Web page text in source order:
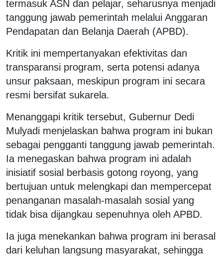
termasuk ASN dan pelajar, seharusnya menjadi
tanggung jawab pemerintah melalui Anggaran
Pendapatan dan Belanja Daerah (APBD).
Kritik ini mempertanyakan efektivitas dan
transparansi program, serta potensi adanya
unsur paksaan, meskipun program ini secara
resmi bersifat sukarela.
Menanggapi kritik tersebut, Gubernur Dedi
Mulyadi menjelaskan bahwa program ini bukan
sebagai pengganti tanggung jawab pemerintah.
Ia menegaskan bahwa program ini adalah
inisiatif sosial berbasis gotong royong, yang
bertujuan untuk melengkapi dan mempercepat
penanganan masalah-masalah sosial yang
tidak bisa dijangkau sepenuhnya oleh APBD.
Ia juga menekankan bahwa program ini berasal
dari keluhan langsung masyarakat, sehingga